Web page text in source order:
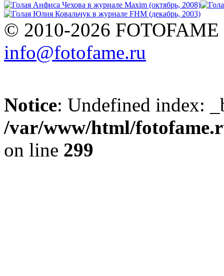
© 2010-2026 FOTOFAME
info@fotofame.ru
Notice: Undefined index:
/var/www/html/
on line 299